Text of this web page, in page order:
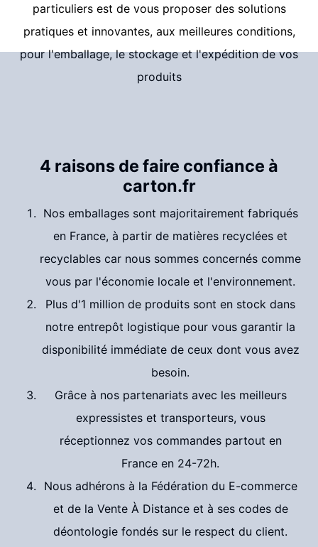
particuliers est de vous proposer des solutions
pratiques et innovantes, aux meilleures conditions,
pour l'emballage, le stockage et l'expédition de vos
produits
4 raisons de faire confiance à
carton.fr
Nos emballages sont majoritairement fabriqués
en France, à partir de matières recyclées et
recyclables car nous sommes concernés comme
vous par l'économie locale et l'environnement.
Plus d'1 million de produits sont en stock dans
notre entrepôt logistique pour vous garantir la
disponibilité immédiate de ceux dont vous avez
besoin.
Grâce à nos partenariats avec les meilleurs
expressistes et transporteurs, vous
réceptionnez vos commandes partout en
France en 24-72h.
Nous adhérons à la Fédération du E-commerce
et de la Vente À Distance et à ses codes de
déontologie fondés sur le respect du client.